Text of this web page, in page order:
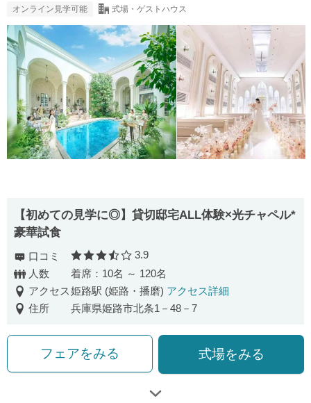
オンライン見学可能 式場・ゲストハウス
【初めての見学に◎】貸切邸宅ALL体験×光チャペル*
豪華試食
口コミ 口コミ評価
3.9
人数
着席：10名 ～ 120名
アクセス姫路駅 (姫路・播磨) アクセス詳細
住所
兵庫県姫路市北条1－48－7
フェアをみる 式場をみる